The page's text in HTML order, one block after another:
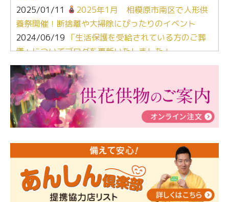
2025/01/11
2025年1月 相模原市南区で人形供
養祭開催！断捨離や大掃除にぴったりのイベント
2024/06/19 「生活保護を受給されている方のご葬
儀」についてブログを更新いたしました！
2024/03/06【終活なるほど教室】「マンガで学
ぶ！はじめてのお葬式」小さな家族葬ハウス®町田成
瀬 ご参加ありがとうございました！
2024/01/19令和6年能登半島地震災害の寄付のご報
告
人形供養 寄付のご報告
2023/12/16終活なるほど教室＠小さな家族葬ハウ
ス®上鶴間 エンディングノートを書いてみよう！
2023/11/29 永田屋創業110周年記念式典 レンブラ